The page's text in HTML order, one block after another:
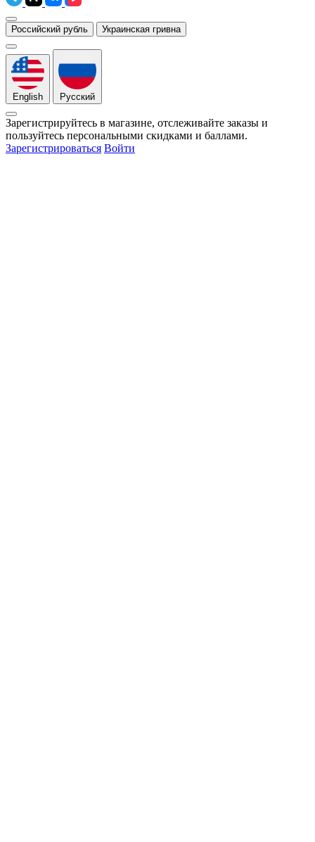
Российский рубль Украинская гривна
English Русский
Зарегистрируйтесь в магазине, отслеживайте заказы и
пользуйтесь персональными скидками и баллами.
Зарегистрироваться Войти